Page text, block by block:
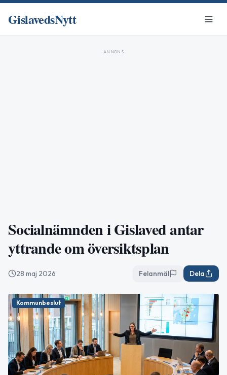
GislavedsNytt
ANNONS
Socialnämnden i Gislaved antar
yttrande om översiktsplan
28 maj 2026 Felanmäl Dela
Kommunbeslut